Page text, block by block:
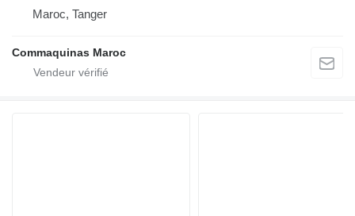
Maroc, Tanger
Commaquinas Maroc